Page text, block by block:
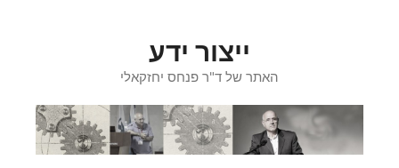
ייצור ידע
האתר של ד"ר פנחס יחזקאלי